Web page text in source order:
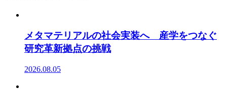
メタマテリアルの社会実装へ 産学をつなぐ
研究革新拠点の挑戦
2026.08.05